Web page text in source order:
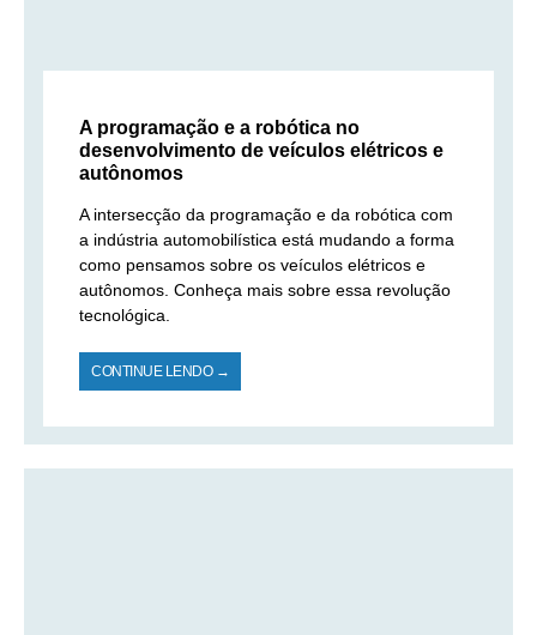
A programação e a robótica no
desenvolvimento de veículos elétricos e
autônomos
A intersecção da programação e da robótica com
a indústria automobilística está mudando a forma
como pensamos sobre os veículos elétricos e
autônomos. Conheça mais sobre essa revolução
tecnológica.
CONTINUE LENDO →